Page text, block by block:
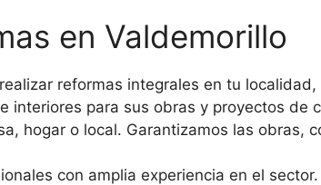
en Valdemorillo
reformas integrales en tu
interiores para sus obras y proyectos
hogar o local. Garantizamos las obras,
con amplia experiencia en el